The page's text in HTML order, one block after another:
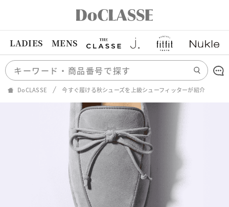
LADIES MENS
DoCLASSE 今すぐ履ける秋シューズを上級シューフィッターが紹介